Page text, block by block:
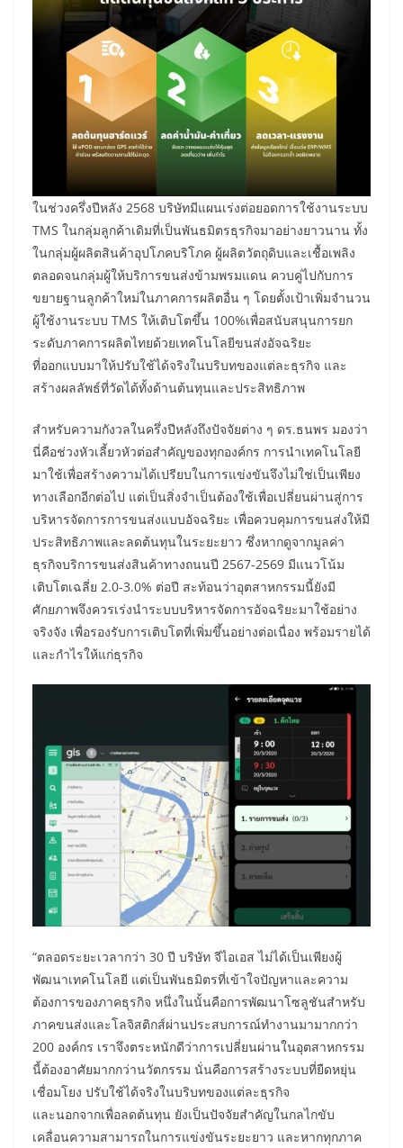
ในช่วงครึ่งปีหลัง 2568 บริษัทมีแผนเร่งต่อยอดการใช้งานระบบ
TMS ในกลุ่มลูกค้าเดิมที่เป็นพันธมิตรธุรกิจมาอย่างยาวนาน ทั้ง
ในกลุ่มผู้ผลิตสินค้าอุปโภคบริโภค ผู้ผลิตวัตถุดิบและเชื้อเพลิง
ตลอดจนกลุ่มผู้ให้บริการขนส่งข้ามพรมแดน ควบคู่ไปกับการ
ขยายฐานลูกค้าใหม่ในภาคการผลิตอื่น ๆ โดยตั้งเป้าเพิ่มจำนวน
ผู้ใช้งานระบบ TMS ให้เติบโตขึ้น 100%เพื่อสนับสนุนการยก
ระดับภาคการผลิตไทยด้วยเทคโนโลยีขนส่งอัจฉริยะ
ที่ออกแบบมาให้ปรับใช้ได้จริงในบริบทของแต่ละธุรกิจ และ
สร้างผลลัพธ์ที่วัดได้ทั้งด้านต้นทุนและประสิทธิภาพ
สำหรับความกังวลในครึ่งปีหลังถึงปัจจัยต่าง ๆ ดร.ธนพร มองว่า
นี่คือช่วงหัวเลี้ยวหัวต่อสำคัญของทุกองค์กร การนำเทคโนโลยี
มาใช้เพื่อสร้างความได้เปรียบในการแข่งขันจึงไม่ใช่เป็นเพียง
ทางเลือกอีกต่อไป แต่เป็นสิ่งจำเป็นต้องใช้เพื่อเปลี่ยนผ่านสู่การ
บริหารจัดการการขนส่งแบบอัจฉริยะ เพื่อควบคุมการขนส่งให้มี
ประสิทธิภาพและลดต้นทุนในระยะยาว ซึ่งหากดูจากมูลค่า
ธุรกิจบริการขนส่งสินค้าทางถนนปี 2567-2569 มีแนวโน้ม
เติบโตเฉลี่ย 2.0-3.0% ต่อปี สะท้อนว่าอุตสาหกรรมนี้ยังมี
ศักยภาพจึงควรเร่งนำระบบบริหารจัดการอัจฉริยะมาใช้อย่าง
จริงจัง เพื่อรองรับการเติบโตที่เพิ่มขึ้นอย่างต่อเนื่อง พร้อมรายได้
และกำไรให้แก่ธุรกิจ
“ตลอดระยะเวลากว่า 30 ปี บริษัท จีไอเอส ไม่ได้เป็นเพียงผู้
พัฒนาเทคโนโลยี แต่เป็นพันธมิตรที่เข้าใจปัญหาและความ
ต้องการของภาคธุรกิจ หนึ่งในนั้นคือการพัฒนาโซลูชันสำหรับ
ภาคขนส่งและโลจิสติกส์ผ่านประสบการณ์ทำงานมามากกว่า
200 องค์กร เราจึงตระหนักดีว่าการเปลี่ยนผ่านในอุตสาหกรรม
นี้ต้องอาศัยมากกว่านวัตกรรม นั่นคือการสร้างระบบที่ยืดหยุ่น
เชื่อมโยง ปรับใช้ได้จริงในบริบทของแต่ละธุรกิจ
และนอกจากเพื่อลดต้นทุน ยังเป็นปัจจัยสำคัญในกลไกขับ
เคลื่อนความสามารถในการแข่งขันระยะยาว และหากทุกภาค